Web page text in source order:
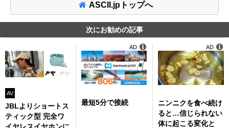
ASCII.jpトップへ
次にお勧めの記事
AV
JBLよりショートス
ティック型 完全ワ
最短5分で接続
AD
ニンニクを食べ続け
ると…信じられない
体に起こる変化と
AD